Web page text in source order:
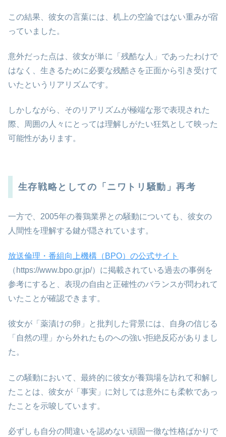
この結果、彼女の言葉には、机上の空論ではない重みが宿
っていました。
意外だった点は、彼女が単に「残酷な人」であったわけで
はなく、生きるために必要な残酷さを正面から引き受けて
いたというリアリズムです。
しかしながら、そのリアリズムが極端な形で表現された
際、周囲の人々にとっては理解しがたい狂気として映った
可能性があります。
生存戦略としての「ニワトリ騒動」再考
一方で、2005年の養鶏業界との騒動についても、彼女の
人間性を理解する鍵が隠されています。
放送倫理・番組向上機構（BPO）の公式サイト
（https://www.bpo.gr.jp/）に掲載されている過去の事例を
参考にすると、表現の自由と正確性のバランスが問われて
いたことが確認できます。
彼女が「薬漬けの卵」と批判した背景には、自身の信じる
「自然の理」から外れたものへの強い拒絶反応がありまし
た。
この騒動において、最終的に彼女が養鶏場を訪れて和解し
たことは、彼女が「事実」に対しては意外にも柔軟であっ
たことを示唆しています。
必ずしも自分の間違いを認めない頑固一徹な性格ばかりで